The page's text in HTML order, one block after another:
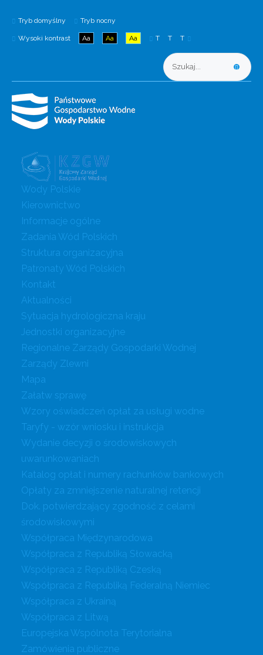
Tryb domyślny Tryb nocny
Wysoki kontrast Aa Aa Aa T T T
Wody Polskie
Kierownictwo
Informacje ogólne
Zadania Wód Polskich
Struktura organizacyjna
Patronaty Wód Polskich
Kontakt
Aktualności
Sytuacja hydrologiczna kraju
Jednostki organizacyjne
Regionalne Zarządy Gospodarki Wodnej
Zarządy Zlewni
Mapa
Załatw sprawę
Wzory oświadczeń opłat za usługi wodne
Taryfy - wzór wniosku i instrukcja
Wydanie decyzji o środowiskowych
uwarunkowaniach
Katalog opłat i numery rachunków bankowych
Opłaty za zmniejszenie naturalnej retencji
Dok. potwierdzający zgodność z celami
środowiskowymi
Współpraca Międzynarodowa
Współpraca z Republiką Słowacką
Współpraca z Republiką Czeską
Współpraca z Republiką Federalną Niemiec
Współpraca z Ukrainą
Współpraca z Litwą
Europejska Wspólnota Terytorialna
Zamówienia publiczne